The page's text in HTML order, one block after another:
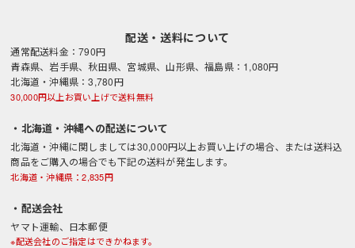
配送・送料について
通常配送料金：790円
青森県、岩手県、秋田県、宮城県、山形県、福島県：1,080円
北海道・沖縄県：3,780円
30,000円以上お買い上げで送料無料
・北海道・沖縄への配送について
北海道・沖縄に関しましては30,000円以上お買い上げの場合、または送料込
商品をご購入の場合でも下記の送料が発生します。
北海道・沖縄県：2,835円
・配送会社
ヤマト運輸、日本郵便
※配送会社のご指定はできかねます。